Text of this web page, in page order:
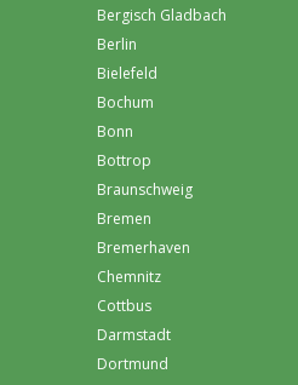
Bergisch Gladbach
Berlin
Bielefeld
Bochum
Bonn
Bottrop
Braunschweig
Bremen
Bremer­haven
Chemnitz
Cottbus
Darmstadt
Dortmund